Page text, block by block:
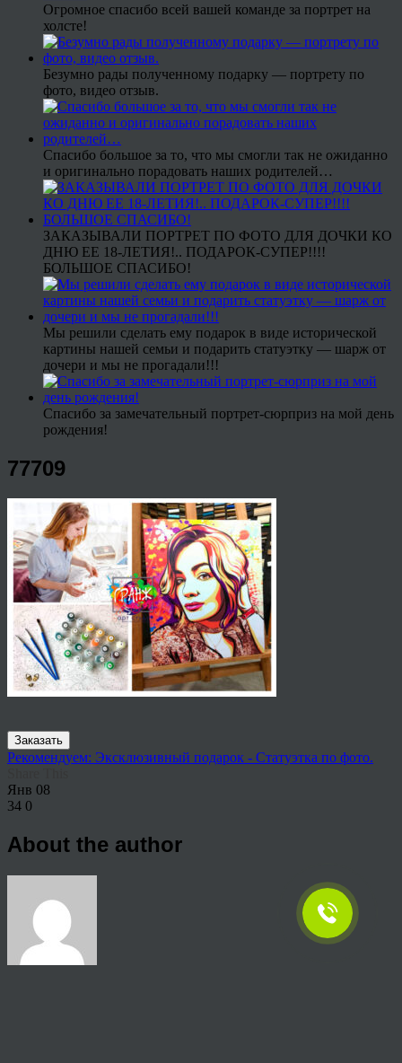
Огромное спасибо всей вашей команде за портрет на
холсте!
Безумно рады полученному подарку — портрету по
фото, видео отзыв.
Спасибо большое за то, что мы смогли так не ожиданно
и оригинально порадовать наших родителей…
ЗАКАЗЫВАЛИ ПОРТРЕТ ПО ФОТО ДЛЯ ДОЧКИ КО
ДНЮ ЕЕ 18-ЛЕТИЯ!.. ПОДАРОК-СУПЕР!!!!
БОЛЬШОЕ СПАСИБО!
Мы решили сделать ему подарок в виде исторической
картины нашей семьи и подарить статуэтку — шарж от
дочери и мы не прогадали!!!
Спасибо за замечательный портрет-сюрприз на мой день
рождения!
77709
Заказать
Рекомендуем: Эксклюзивный подарок - Статуэтка по фото.
Янв 08
34 0
About the author